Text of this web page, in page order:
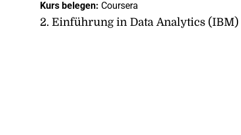
Kurs belegen: Coursera
2. Einführung in Data Analytics (IBM)